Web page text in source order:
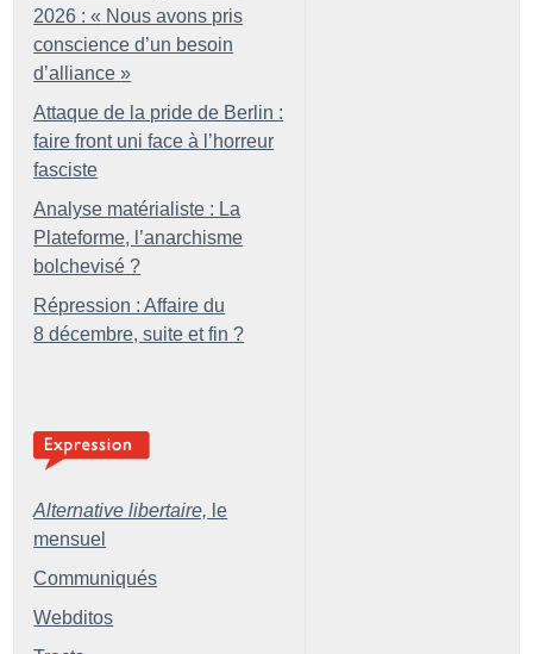
2026 : « Nous avons pris
conscience d’un besoin
d’alliance »
Attaque de la pride de Berlin :
faire front uni face à l’horreur
fasciste
Analyse matérialiste : La
Plateforme, l’anarchisme
bolchevisé ?
Répression : Affaire du
8 décembre, suite et fin ?
Alternative libertaire, le
mensuel
Communiqués
Webditos